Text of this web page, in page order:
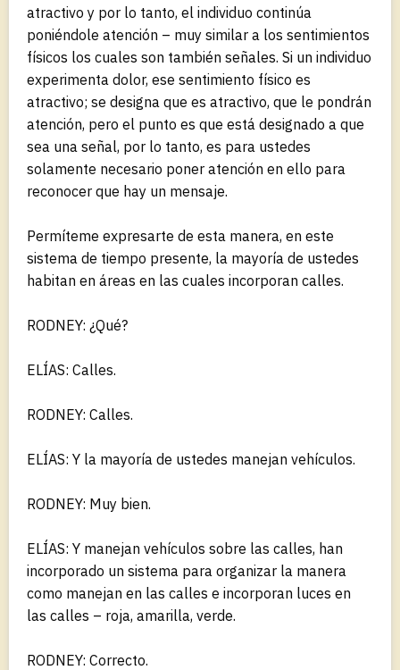
atractivo y por lo tanto, el individuo continúa
poniéndole atención – muy similar a los sentimientos
físicos los cuales son también señales. Si un individuo
experimenta dolor, ese sentimiento físico es
atractivo; se designa que es atractivo, que le pondrán
atención, pero el punto es que está designado a que
sea una señal, por lo tanto, es para ustedes
solamente necesario poner atención en ello para
reconocer que hay un mensaje.
Permíteme expresarte de esta manera, en este
sistema de tiempo presente, la mayoría de ustedes
habitan en áreas en las cuales incorporan calles.
RODNEY: ¿Qué?
ELÍAS: Calles.
RODNEY: Calles.
ELÍAS: Y la mayoría de ustedes manejan vehículos.
RODNEY: Muy bien.
ELÍAS: Y manejan vehículos sobre las calles, han
incorporado un sistema para organizar la manera
como manejan en las calles e incorporan luces en
las calles – roja, amarilla, verde.
RODNEY: Correcto.